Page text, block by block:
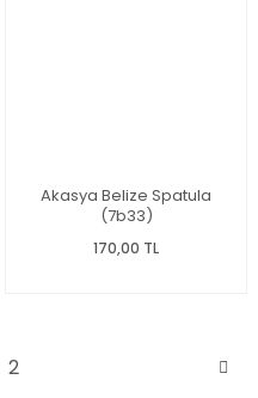
Akasya Belize Spatula
(7b33)
170,00 TL
2